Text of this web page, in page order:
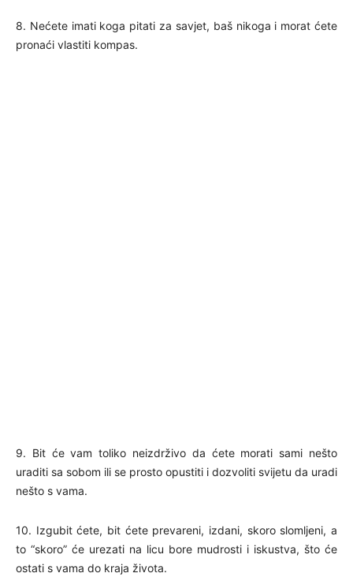
8. Nećete imati koga pitati za savjet, baš nikoga i morat ćete
pronaći vlastiti kompas.
9. Bit će vam toliko neizdrživo da ćete morati sami nešto
uraditi sa sobom ili se prosto opustiti i dozvoliti svijetu da uradi
nešto s vama.
10. Izgubit ćete, bit ćete prevareni, izdani, skoro slomljeni, a
to “skoro” će urezati na licu bore mudrosti i iskustva, što će
ostati s vama do kraja života.